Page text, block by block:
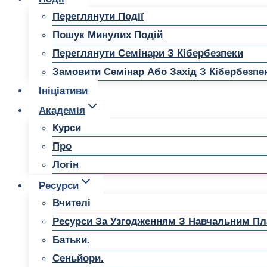
Переглянути Події
Пошук Минулих Подій
Переглянути Семінари З Кібербезпеки
Замовити Семінар Або Захід З
Ініціативи
Академія
Курси
Про
Логін
Ресурси
Вчителі
Ресурси За Узгодженням З Навчальним
Батьки.
Сеньйори.